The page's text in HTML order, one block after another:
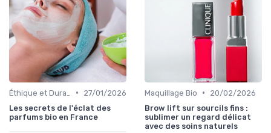
•
27/01/2026
Les secrets de l'éclat des
parfums bio en France
Maquillage Bio •
20/02/2026
Brow lift sur sourcils fins :
sublimer un regard délicat
avec des soins naturels